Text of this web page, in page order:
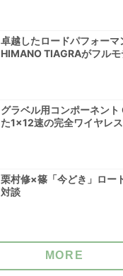
卓越したロードパフォーマ
HIMANO TIAGRAがフル
グラベル用コンポーネント
た1×12速の完全ワイヤレ
栗村修×篠「今どき」ロー
対談
MORE